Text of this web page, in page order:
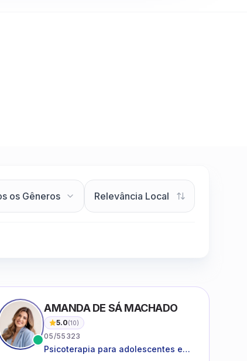
AMANDA DE SÁ MACHADO
5.0(10)
05/55323
Psicoterapia para adolescentes e